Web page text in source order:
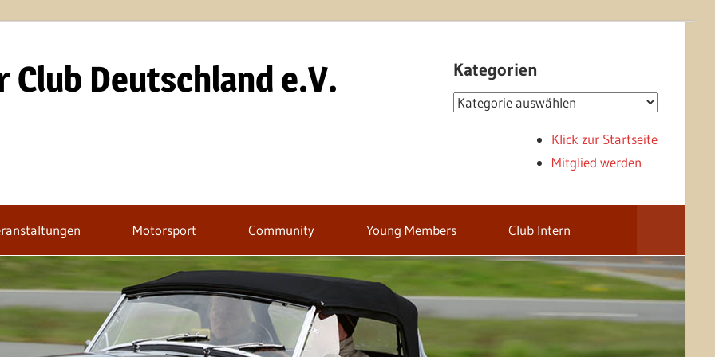
Club Deutschland e.V. Kategorien
Kategorien
Klick zur Startseite
Mitglied werden
Motorsport Community Young Members Club Intern